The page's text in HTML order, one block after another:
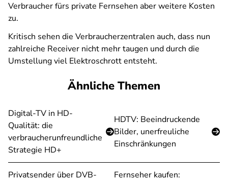
Verbraucher fürs private Fernsehen aber weitere Kosten
zu.
Kritisch sehen die Verbraucherzentralen auch, dass nun
zahlreiche Receiver nicht mehr taugen und durch die
Umstellung viel Elektroschrott entsteht.
Ähnliche Themen
Digital-TV in HD-
Qualität: die
verbraucherunfreundliche
Strategie HD+
HDTV: Beeindruckende
Bilder, unerfreuliche
Einschränkungen
Privatsender über DVB-
Fernseher kaufen: